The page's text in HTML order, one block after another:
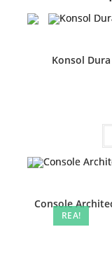
Konsol
REA!
Console